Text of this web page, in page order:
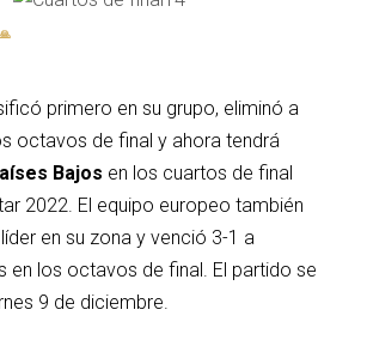
🙏
primero en su grupo, eliminó a
octavos de final y ahora tendrá
Bajos en los cuartos de final
2022. El equipo europeo también
en su zona y venció 3-1 a
en los octavos de final. El partido se
9 de diciembre.